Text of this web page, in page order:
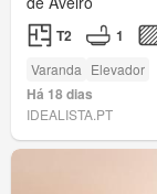
T2 1
Varanda Elevador
Há 18 dias
IDEALISTA.PT